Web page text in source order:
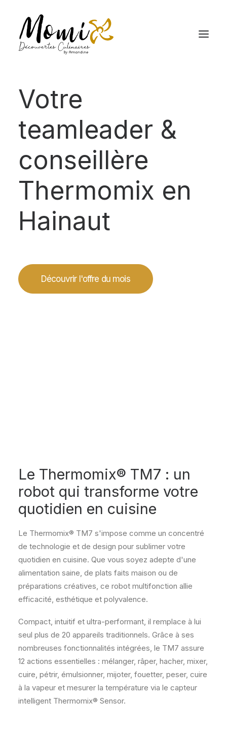
Votre
teamleader &
conseillère
Thermomix en
Hainaut
Découvrir l'offre du mois
Le Thermomix® TM7 : un
robot qui transforme votre
quotidien en cuisine
Le Thermomix® TM7 s'impose comme un concentré
de technologie et de design pour sublimer votre
quotidien en cuisine. Que vous soyez adepte d'une
alimentation saine, de plats faits maison ou de
préparations créatives, ce robot multifonction allie
efficacité, esthétique et polyvalence.
Compact, intuitif et ultra-performant, il remplace à lui
seul plus de 20 appareils traditionnels. Grâce à ses
nombreuses fonctionnalités intégrées, le TM7 assure
12 actions essentielles : mélanger, râper, hacher, mixer,
cuire, pétrir, émulsionner, mijoter, fouetter, peser, cuire
à la vapeur et mesurer la température via le capteur
intelligent Thermomix® Sensor.